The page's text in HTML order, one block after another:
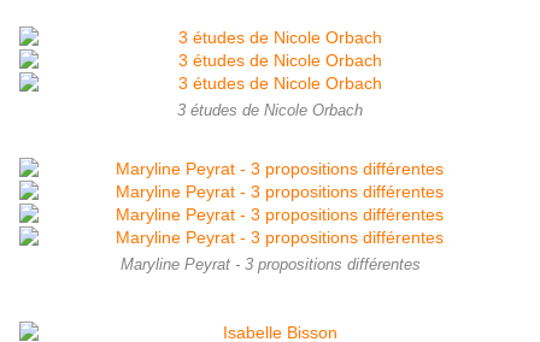
3 études de Nicole Orbach
Maryline Peyrat - 3 propositions différentes